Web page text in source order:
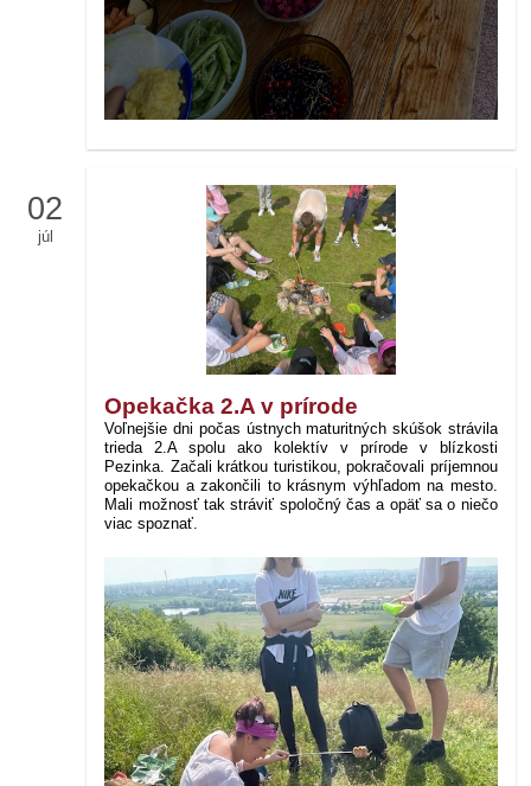
02
júl
Opekačka 2.A v prírode
Voľnejšie dni počas ústnych maturitných skúšok strávila
trieda 2.A spolu ako kolektív v prírode v blízkosti
Pezinka. Začali krátkou turistikou, pokračovali príjemnou
opekačkou a zakončili to krásnym výhľadom na mesto.
Mali možnosť tak stráviť spoločný čas a opäť sa o niečo
viac spoznať.